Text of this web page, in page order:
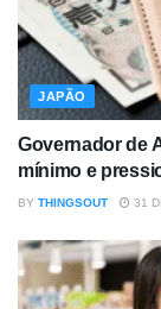
JAPÃO
Governador de
mínimo e
BY THINGSOUT 31